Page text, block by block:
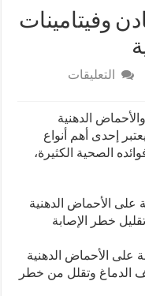
وفيتامينات
التعليقات
التونة
..
معادن
وفيتامينات
صحية
مغلقة
الدهنية
إحدى أهم أنواع
الصحية الكثيرة،
الأحماض الدهنية
على تقليل خطر الإصابة
على الأحماض الدهنية
وظائف الدماغ وتقلل من خطر